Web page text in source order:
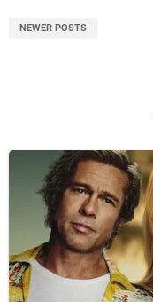
NEWER POSTS